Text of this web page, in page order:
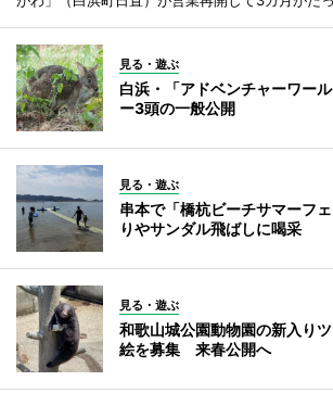
見る・遊ぶ
白浜・「アドベンチャーワー
ー3頭の一般公開
見る・遊ぶ
串本で「橋杭ビーチサマーフ
りやサンダル飛ばしに喝采
見る・遊ぶ
和歌山城公園動物園の新入り
絵を募集 来春公開へ